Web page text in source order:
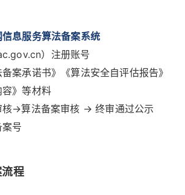
信息服务算法备案系统
）注册账号
案承诺书》《算法安全自评估报告》
容》等材料
核→算法备案审核 → 终审通过公示
号
程